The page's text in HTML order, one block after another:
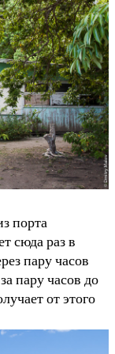
порта
сюда раз в
пару часов
пару часов до
от этого